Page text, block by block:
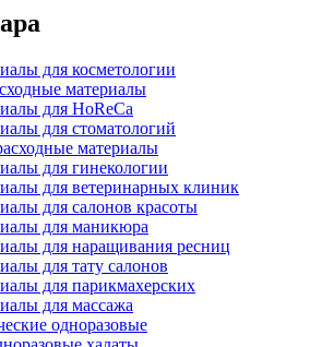
для косметологии
материалы
для HoReCa
для стоматологий
материалы
для гинекологии
для ветеринарных клиник
для салонов красоты
для маникюра
для наращивания ресниц
для тату салонов
для парикмахерских
для массажа
одноразовые